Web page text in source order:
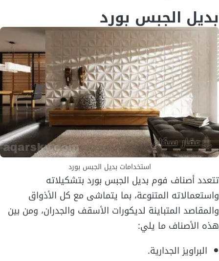
بديل الجبس بورد
استخدامات بديل الجبس بورد
تتعدد أصناف فوم بديل الجبس بورد بتشكيلاته
واستعمالاته المتنوعة، بما يتماشى مع كل الأذواق
والمقاصد المتباينة لديكورات الأسقف والجدران، ومن بين
هذه الأصناف ما يلي:
البراويز الجدارية.